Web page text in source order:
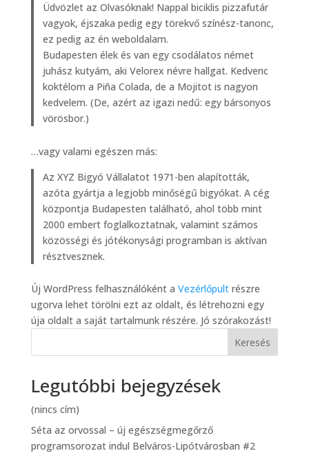
Üdvözlet az Olvasóknak! Nappal biciklis pizzafutár
vagyok, éjszaka pedig egy törekvő színész-tanonc,
ez pedig az én weboldalam.
Budapesten élek és van egy csodálatos német
juhász kutyám, aki Velorex névre hallgat. Kedvenc
koktélom a Piña Colada, de a Mojitot is nagyon
kedvelem. (De, azért az igazi nedű: egy bársonyos
vörösbor.)
…vagy valami egészen más:
Az XYZ Bigyó Vállalatot 1971-ben alapították,
azóta gyártja a legjobb minőségű bigyókat. A cég
központja Budapesten található, ahol több mint
2000 embert foglalkoztatnak, valamint számos
közösségi és jótékonysági programban is aktívan
résztvesznek.
Új WordPress felhasználóként a Vezérlőpultrészre
ugorva lehet törölni ezt az oldalt, és létrehozni egy
úja oldalt a saját tartalmunk részére. Jó szórakozást!
Keresés
Legutóbbi bejegyzések
(nincs cím)
Séta az orvossal – új egészségmegőrző
programsorozat indul Belváros-Lipótvárosban #2